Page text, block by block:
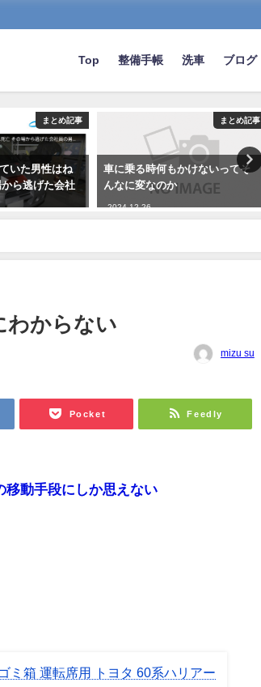
Top 整備手帳 洗車 ブログ
まとめ記事
いた男性はね
ら逃げた会社
まとめ記事
車に乗る時何もかけないってそ
んなに変なのか
2024-12-26
わからない
mizu su
Pocket Feedly
移動手段にしか思えない
ミ箱 運転席用 トヨタ 60系ハリアー